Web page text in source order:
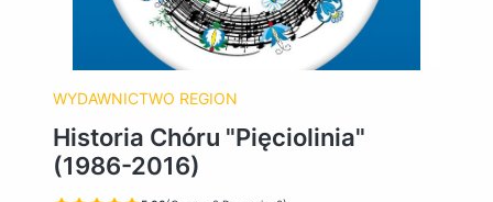
WYDAWNICTWO REGION
Historia Chóru "Pięciolinia"
(1986-2016)